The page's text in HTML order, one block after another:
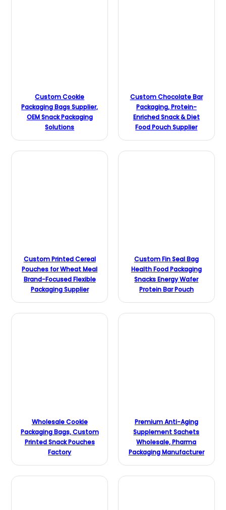
Custom Cookie
Packaging Bags Supplier,
OEM Snack Packaging
Solutions
Custom Chocolate Bar
Packaging, Protein-
Enriched Snack & Diet
Food Pouch Supplier
Custom Printed Cereal
Pouches for Wheat Meal
Brand-Focused Flexible
Packaging Supplier
Custom Fin Seal Bag
Health Food Packaging
Snacks Energy Wafer
Protein Bar Pouch
Wholesale Cookie
Packaging Bags, Custom
Printed Snack Pouches
Factory
Premium Anti-Aging
Supplement Sachets
Wholesale, Pharma
Packaging Manufacturer